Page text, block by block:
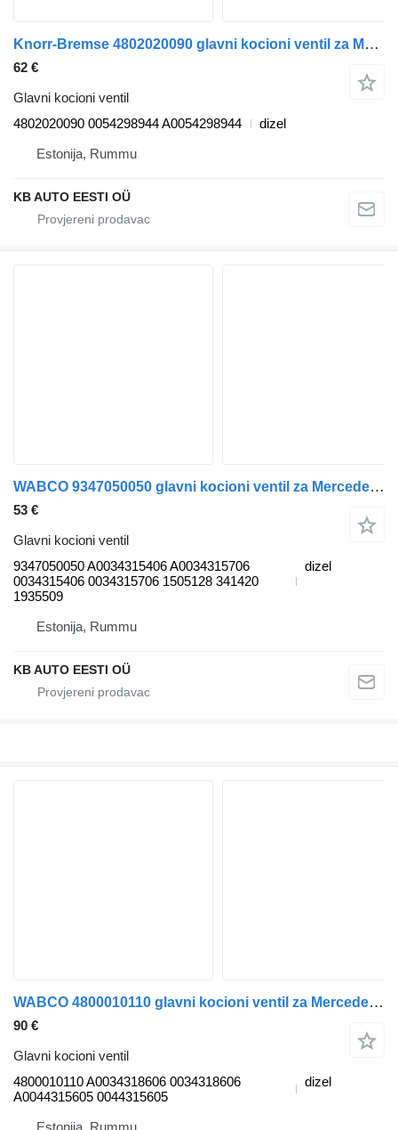
Knorr-Bremse 4802020090 glavni kocioni ventil za Mercedes-Benz Actros, Axor MP1, MP2, MP3 (1996-2014) kamiona
62 €
Glavni kocioni ventil
4802020090 0054298944 A0054298944
dizel
Estonija, Rummu
KB AUTO EESTI OÜ
WABCO 9347050050 glavni kocioni ventil za Mercedes-Benz Actros, Axor MP1, MP2, MP3 (1996-2014) kamiona
53 €
Glavni kocioni ventil
9347050050 A0034315406 A0034315706
0034315406 0034315706 1505128 341420
1935509
dizel
Estonija, Rummu
KB AUTO EESTI OÜ
WABCO 4800010110 glavni kocioni ventil za Mercedes-Benz Actros, Axor MP1, MP2, MP3 (1996-2014) kamiona
90 €
Glavni kocioni ventil
4800010110 A0034318606 0034318606
A0044315605 0044315605
dizel